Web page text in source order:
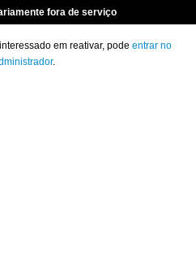
fora de serviço
em reativar, pode entrar no
.